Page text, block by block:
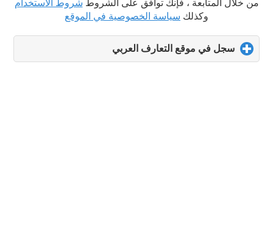
من خلال المتابعة ، فإنك توافق على الشروط شروط الاستخدام
وكذلك سياسة الخصوصية في الموقع
سجل في موقع التعارف العربي
to